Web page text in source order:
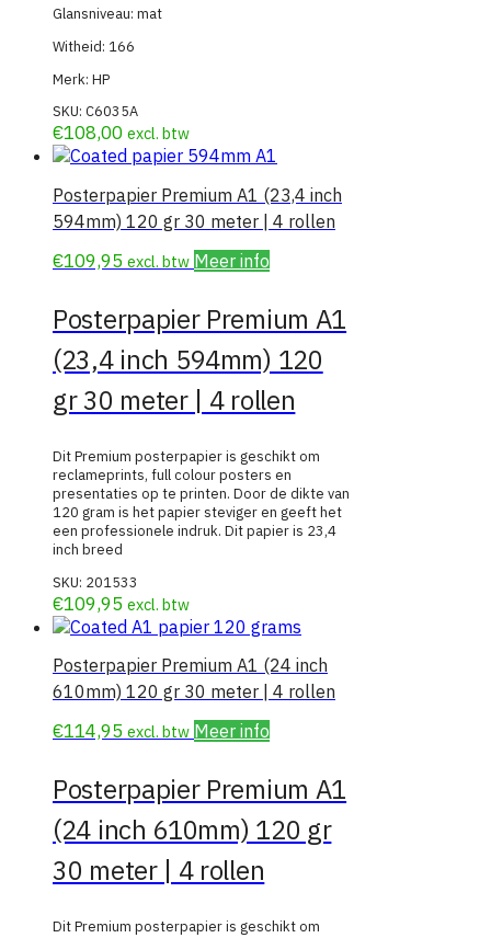
Glansniveau: mat
Witheid: 166
Merk: HP
SKU: C6035A
€108,00 excl. btw
Posterpapier Premium A1 (23,4 inch
594mm) 120 gr 30 meter | 4 rollen
€109,95 excl. btw Meer info
Posterpapier Premium A1
(23,4 inch 594mm) 120
gr 30 meter | 4 rollen
Dit Premium posterpapier is geschikt om
reclameprints, full colour posters en
presentaties op te printen. Door de dikte van
120 gram is het papier steviger en geeft het
een professionele indruk. Dit papier is 23,4
inch breed
SKU: 201533
€109,95 excl. btw
Posterpapier Premium A1 (24 inch
610mm) 120 gr 30 meter | 4 rollen
€114,95 excl. btw Meer info
Posterpapier Premium A1
(24 inch 610mm) 120 gr
30 meter | 4 rollen
Dit Premium posterpapier is geschikt om